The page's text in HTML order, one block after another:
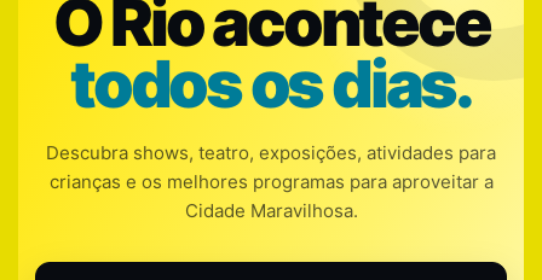
O Rio acontece
todos os dias.
Descubra shows, teatro, exposições, atividades para
crianças e os melhores programas para aproveitar a
Cidade Maravilhosa.